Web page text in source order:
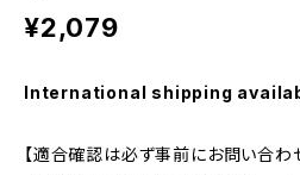
¥2,079
International shipping
【適合確認は必ず事前にお問い合わせ